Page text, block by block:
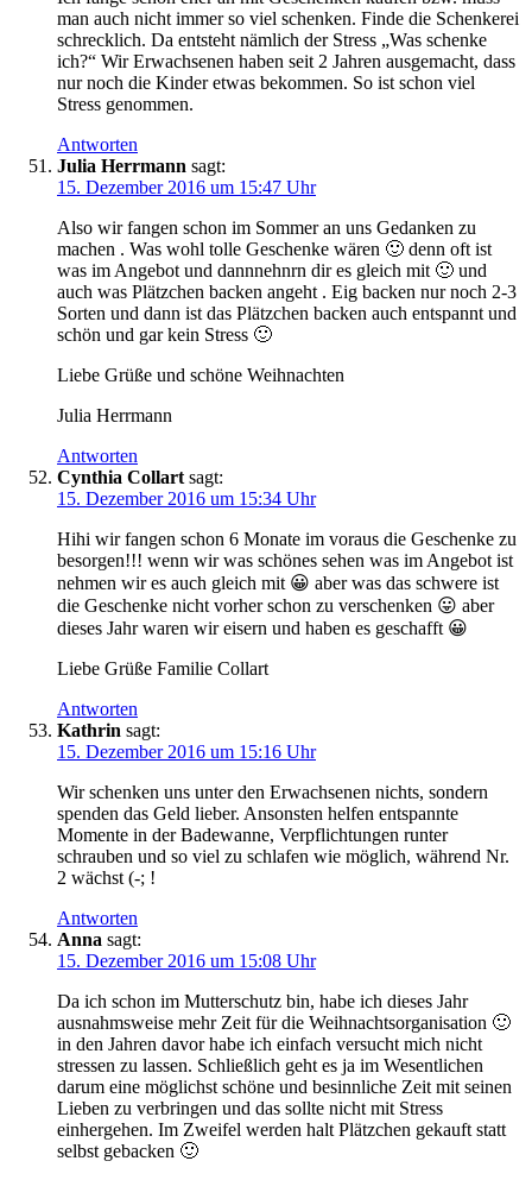
man auch nicht immer so viel schenken. Finde die Schenkerei
schrecklich. Da entsteht nämlich der Stress „Was schenke
ich?“ Wir Erwachsenen haben seit 2 Jahren ausgemacht, dass
nur noch die Kinder etwas bekommen. So ist schon viel
Stress genommen.
Antworten
Julia Herrmann sagt:
15. Dezember 2016 um 15:47 Uhr
Also wir fangen schon im Sommer an uns Gedanken zu
machen . Was wohl tolle Geschenke wären 🙂 denn oft ist
was im Angebot und dannnehnrn dir es gleich mit 🙂 und
auch was Plätzchen backen angeht . Eig backen nur noch 2-3
Sorten und dann ist das Plätzchen backen auch entspannt und
schön und gar kein Stress 🙂
Liebe Grüße und schöne Weihnachten
Julia Herrmann
Antworten
Cynthia Collart sagt:
15. Dezember 2016 um 15:34 Uhr
Hihi wir fangen schon 6 Monate im voraus die Geschenke zu
besorgen!!! wenn wir was schönes sehen was im Angebot ist
nehmen wir es auch gleich mit 😀 aber was das schwere ist
die Geschenke nicht vorher schon zu verschenken 😛 aber
dieses Jahr waren wir eisern und haben es geschafft 😀
Liebe Grüße Familie Collart
Antworten
Kathrin sagt:
15. Dezember 2016 um 15:16 Uhr
Wir schenken uns unter den Erwachsenen nichts, sondern
spenden das Geld lieber. Ansonsten helfen entspannte
Momente in der Badewanne, Verpflichtungen runter
schrauben und so viel zu schlafen wie möglich, während Nr.
2 wächst (-; !
Antworten
Anna sagt:
15. Dezember 2016 um 15:08 Uhr
Da ich schon im Mutterschutz bin, habe ich dieses Jahr
ausnahmsweise mehr Zeit für die Weihnachtsorganisation 🙂
in den Jahren davor habe ich einfach versucht mich nicht
stressen zu lassen. Schließlich geht es ja im Wesentlichen
darum eine möglichst schöne und besinnliche Zeit mit seinen
Lieben zu verbringen und das sollte nicht mit Stress
einhergehen. Im Zweifel werden halt Plätzchen gekauft statt
selbst gebacken 🙂